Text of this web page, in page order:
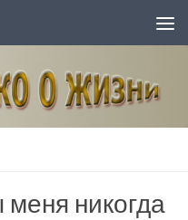
никогда